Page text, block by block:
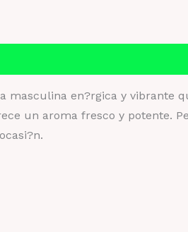
masculina en?rgica y vibrante
un aroma fresco y potente.